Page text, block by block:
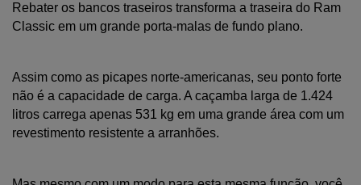
Rebater os bancos traseiros transforma a traseira do Ram
Classic em um grande porta-malas de fundo plano.
Assim como as picapes norte-americanas, seu ponto forte
não é a capacidade de carga. A caçamba larga de 1.424
litros carrega apenas 531 kg em uma grande área com um
revestimento resistente a arranhões.